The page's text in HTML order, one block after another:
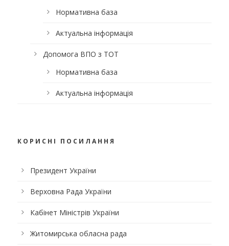
Нормативна база
Актуальна інформація
Допомога ВПО з ТОТ
Нормативна база
Актуальна інформація
КОРИСНІ ПОСИЛАННЯ
Президент України
Верховна Рада України
Кабінет Міністрів України
Житомирська обласна рада